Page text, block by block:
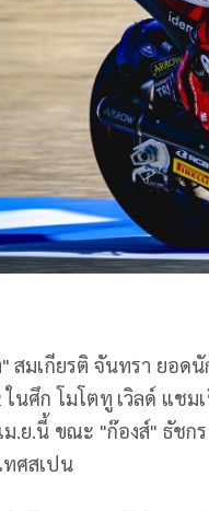
สมเกียรติ จันทรา ยอด
ในศึก โมโตทู เวิลด์ แชม
ม.ย.นี้ ขณะ "ก๊องส์" ธัชก
ทศสเปน